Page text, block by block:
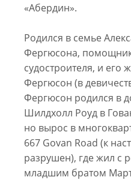
«Абердин».
Родился в семье
Фергюсона,
судостроителя, и его
Фергюсон (в
Фергюсон родился в
Шилдхолл Роуд в
но вырос в
667 Govan Road (к
разрушен), где жил с
младшим братом